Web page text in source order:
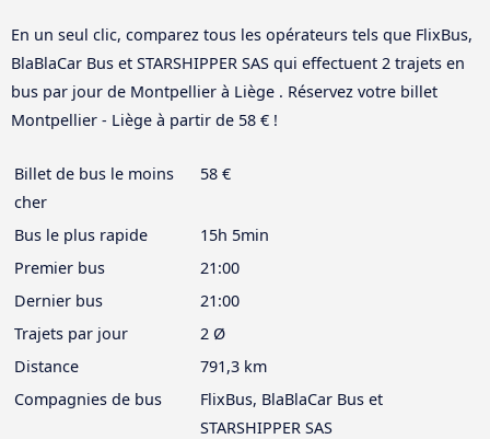
En un seul clic, comparez tous les opérateurs tels que FlixBus,
BlaBlaCar Bus et STARSHIPPER SAS qui effectuent 2 trajets en
bus par jour de Montpellier à Liège . Réservez votre billet
Montpellier - Liège à partir de 58 € !
Billet de bus le moins
cher
58 €
Bus le plus rapide
15h 5min
Premier bus
21:00
Dernier bus
21:00
Trajets par jour
2 Ø
Distance
791,3 km
Compagnies de bus
FlixBus, BlaBlaCar Bus et
STARSHIPPER SAS